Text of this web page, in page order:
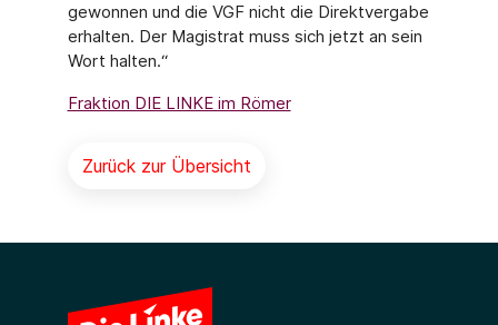
gewonnen und die VGF nicht die Direktvergabe
erhalten. Der Magistrat muss sich jetzt an sein
Wort halten.“
Fraktion DIE LINKE im Römer
Zurück zur Übersicht